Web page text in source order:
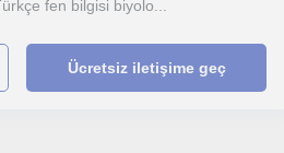
fen bilgisi biyolo...
Ücretsiz iletişime geç